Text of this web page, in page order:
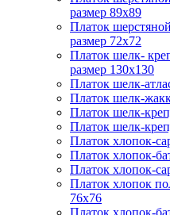
размер 89х89
Платок
размер 72х72
Платок шелк-
размер 130х130
Платок шелк-
Платок шелк-
Платок шелк-
Платок шелк-
Платок хлопок-
Платок хлопок-
Платок хлопок-
Платок хлопок
76х76